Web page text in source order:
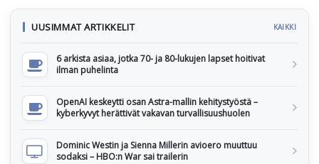
UUSIMMAT ARTIKKELIT KAIKKI
6 arkista asiaa, jotka 70- ja 80-lukujen lapset hoitivat
ilman puhelinta
OpenAI keskeytti osan Astra-mallin kehitystyöstä –
kyberkyvyt herättivät vakavan turvallisuushuolen
Dominic Westin ja Sienna Millerin avioero muuttuu
sodaksi – HBO:n War sai trailerin